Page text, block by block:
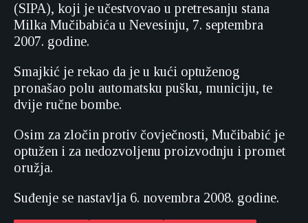
(SIPA), koji je učestvovao u pretresanju stana
Milka Mučibabića u Nevesinju, 7. septembra
2007. godine.
Smajkić je rekao da je u kući optuženog
pronašao polu automatsku pušku, municiju, te
dvije ručne bombe.
Osim za zločin protiv čovječnosti, Mučibabić je
optužen i za nedozvoljenu proizvodnju i promet
oružja.
Suđenje se nastavlja 6. novembra 2008. godine.